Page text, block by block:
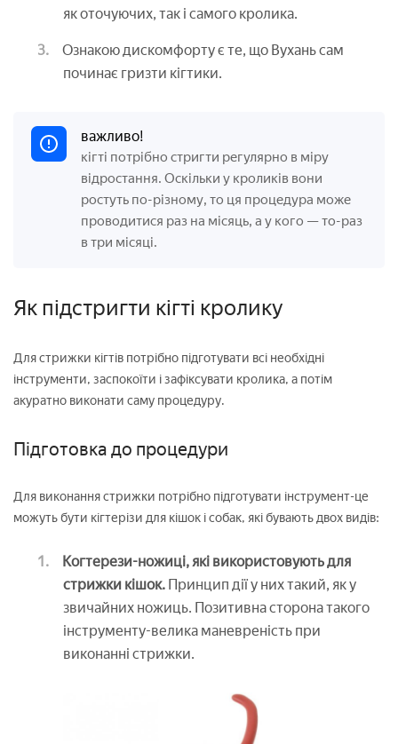
як оточуючих, так і самого кролика.
Ознакою дискомфорту є те, що Вухань сам
починає гризти кігтики.
важливо!
кігті потрібно стригти регулярно в міру
відростання. Оскільки у кроликів вони
ростуть по-різному, то ця процедура може
проводитися раз на місяць, а у кого — то-раз
в три місяці.
Як підстригти кігті кролику
Для стрижки кігтів потрібно підготувати всі необхідні
інструменти, заспокоїти і зафіксувати кролика, а потім
акуратно виконати саму процедуру.
Підготовка до процедури
Для виконання стрижки потрібно підготувати інструмент-це
можуть бути кігтерізи для кішок і собак, які бувають двох видів:
Когтерези-ножиці, які використовують для
стрижки кішок. Принцип дії у них такий, як у
звичайних ножиць. Позитивна сторона такого
інструменту-велика маневреність при
виконанні стрижки.